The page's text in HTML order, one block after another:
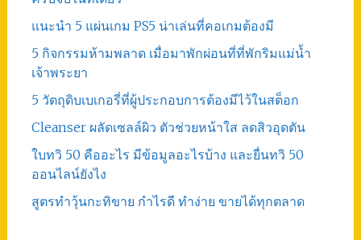
แนะนำ 5 แผ่นเกม PS5 น่าเล่นที่คอเกมต้องมี
5 กิจกรรมห้ามพลาด เมื่อมาพักผ่อนที่ที่พักริมแม่น้ำ
เจ้าพระยา
5 วัตถุดิบเบเกอรี่ที่ผู้ประกอบการต้องมีไว้ในสต็อก
Cleanser ผลัดเซลล์ผิว ตัวช่วยหน้าใส ลดสิวอุดตัน
ใบทวิ 50 คืออะไร มีข้อมูลอะไรบ้าง และยื่นทวิ 50
ออนไลน์ยังไง
สูตรทําวุ้นกะทิขาย กำไรดี ทำง่าย ขายได้ทุกตลาด